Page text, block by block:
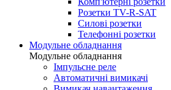
Розетки TV-R-SAT
Силові розетки
Телефонні розетки
Модульне обладнання
Модульне обладнання
Імпульсне реле
Автоматичні вимикачі